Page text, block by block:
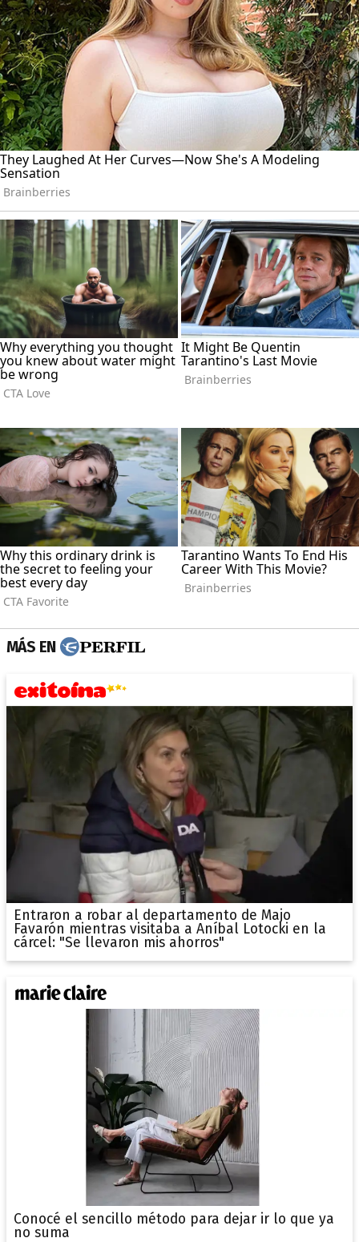
MÁS EN
Entraron a robar al departamento de Majo
Favarón mientras visitaba a Aníbal Lotocki en la
cárcel: "Se llevaron mis ahorros"
Conocé el sencillo método para dejar ir lo que ya
no suma